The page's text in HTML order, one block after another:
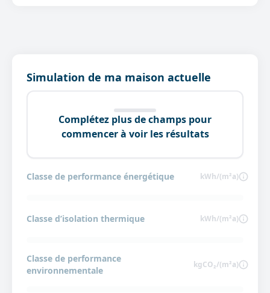
Simulation de ma maison actuelle
Complétez plus de champs pour
commencer à voir les résultats
Classe de performance énergétique kWh/(m²a)
Classe d’isolation thermique kWh/(m²a)
Classe de performance
environnementale
kgCO₂/(m²a)